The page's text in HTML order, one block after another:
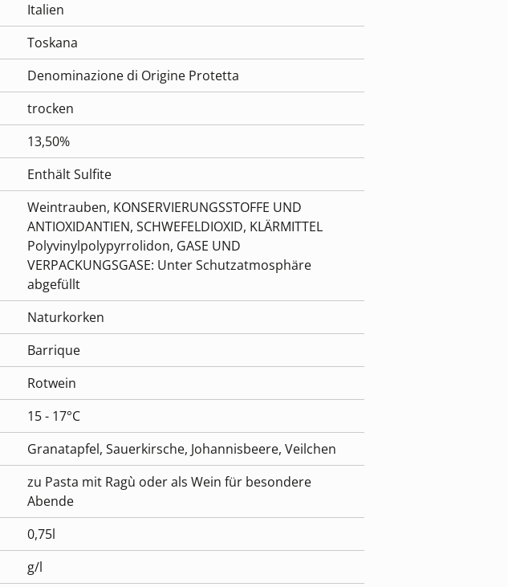
Barrique
Rotwein
Enthält Sulfite
15 - 17°C
Italien
Toskana
trocken
13,50%
Denominazione di Origine Protetta
Granatapfel, Sauerkirsche, Johannisbeere, Veilchen
Naturkorken
zu Pasta mit Ragù oder als Wein für besondere
Abende
0,75l
g/l
Weintrauben, KONSERVIERUNGSSTOFFE UND
ANTIOXIDANTIEN, SCHWEFELDIOXID, KLÄRMITTEL
Polyvinylpolypyrrolidon, GASE UND
VERPACKUNGSGASE: Unter Schutzatmosphäre
abgefüllt